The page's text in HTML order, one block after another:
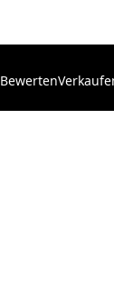
Bewerten